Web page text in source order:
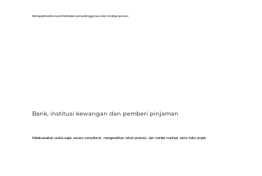
Mengoptimumkan perkhidmatan penyelenggaraan dan strategi operasi.
Bank, institusi kewangan dan pemberi pinjaman
Melaksanakan usaha wajar secara menyeluruh, mengesahkan rekod prestasi, dan menilai manfaat serta risiko projek.